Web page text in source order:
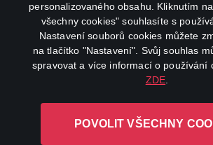
personalizovaného obsahu. Kliknutím
všechny cookies" souhlasíte s
Nastavení souborů cookies můžete
na tlačítko "Nastavení". Svůj souhlas
spravovat a více informací o používání
ZDE
POVOLIT VŠECHNY
youtube
L-1246 Luxembourg R.C.S.